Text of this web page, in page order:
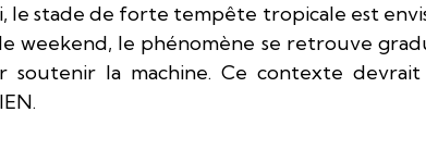
le stade de forte tempête tropicale est
weekend, le phénomène se retrouve
soutenir la machine. Ce contexte